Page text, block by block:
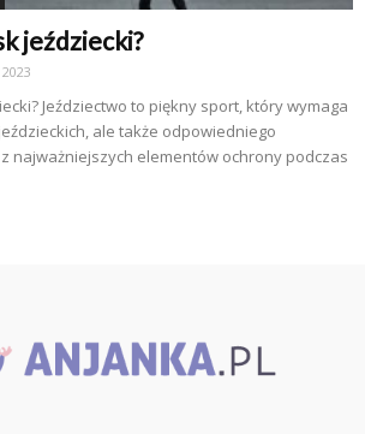
jeździecki?
Jeździectwo to piękny sport, który wymaga
ale także odpowiedniego
najważniejszych elementów ochrony podczas